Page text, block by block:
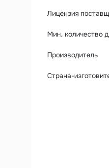
Лицензия
Мин. количество
Производитель
Страна-